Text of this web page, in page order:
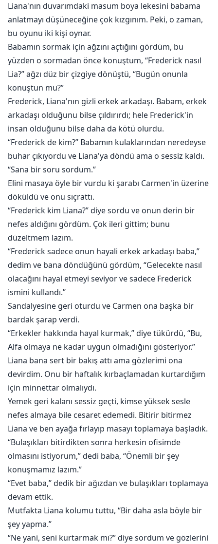
Liana'nın duvarımdaki masum boya lekesini babama
anlatmayı düşüneceğine çok kızgınım. Peki, o zaman,
bu oyunu iki kişi oynar.
Babamın sormak için ağzını açtığını gördüm, bu
yüzden o sormadan önce konuştum, “Frederick nasıl
Lia?” ağzı düz bir çizgiye dönüştü, “Bugün onunla
konuştun mu?”
Frederick, Liana'nın gizli erkek arkadaşı. Babam, erkek
arkadaşı olduğunu bilse çıldırırdı; hele Frederick'in
insan olduğunu bilse daha da kötü olurdu.
“Frederick de kim?” Babamın kulaklarından neredeyse
buhar çıkıyordu ve Liana'ya döndü ama o sessiz kaldı.
“Sana bir soru sordum.”
Elini masaya öyle bir vurdu ki şarabı Carmen'in üzerine
döküldü ve onu sıçrattı.
“Frederick kim Liana?” diye sordu ve onun derin bir
nefes aldığını gördüm. Çok ileri gittim; bunu
düzeltmem lazım.
“Frederick sadece onun hayali erkek arkadaşı baba,”
dedim ve bana döndüğünü gördüm, “Gelecekte nasıl
olacağını hayal etmeyi seviyor ve sadece Frederick
ismini kullandı.”
Sandalyesine geri oturdu ve Carmen ona başka bir
bardak şarap verdi.
“Erkekler hakkında hayal kurmak,” diye tükürdü, “Bu,
Alfa olmaya ne kadar uygun olmadığını gösteriyor.”
Liana bana sert bir bakış attı ama gözlerimi ona
devirdim. Onu bir haftalık kırbaçlamadan kurtardığım
için minnettar olmalıydı.
Yemek geri kalanı sessiz geçti, kimse yüksek sesle
nefes almaya bile cesaret edemedi. Bitirir bitirmez
Liana ve ben ayağa fırlayıp masayı toplamaya başladık.
“Bulaşıkları bitirdikten sonra herkesin ofisimde
olmasını istiyorum,” dedi baba, “Önemli bir şey
konuşmamız lazım.”
“Evet baba,” dedik bir ağızdan ve bulaşıkları toplamaya
devam ettik.
Mutfakta Liana kolumu tuttu, “Bir daha asla böyle bir
şey yapma.”
“Ne yani, seni kurtarmak mı?” diye sordum ve gözlerini